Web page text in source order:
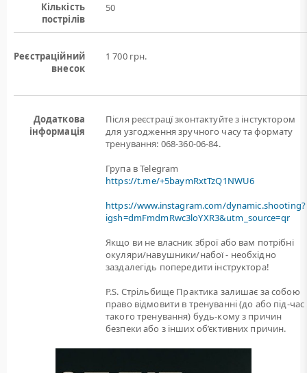
Кількість
пострілів
50
Реєстраційний
внесок
1 700 грн.
Додаткова
інформація
Після реєстрацї зконтактуйте з інстуктором
для узгодження зручного часу та формату
тренування: 068-360-06-84.
Група в Telegram
https://t.me/+5baymRxtTzQ1NWU6
https://www.instagram.com/dynamic.shooting?
igsh=dmFmdmRwc3loYXR3&utm_source=qr
Якщо ви не власник зброї або вам потрiбнi
окуляри/навушники/набої - необхідно
заздалегідь попередити інструктора!
P.S. Стрільбище Практика залишає за собою
право відмовити в тренуванні (до або під-час
такого тренування) будь-кому з причин
безпеки або з інших об’єктивних причин.